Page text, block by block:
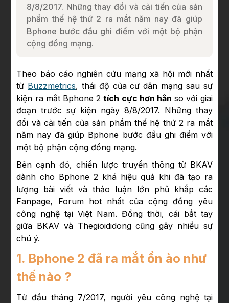
8/8/2017. Những thay đổi và cải tiến của sản
phẩm thế hệ thứ 2 ra mắt năm nay đã giúp
Bphone bước đầu ghi điểm với một bộ phận
cộng đồng mạng.
Theo báo cáo nghiên cứu mạng xã hội mới nhất
từ Buzzmetrics, thái độ của cư dân mạng sau sự
kiện ra mắt Bphone 2tích cực hơn hẳn so với giai
đoạn trước sự kiện ngày 8/8/2017. Những thay
đổi và cải tiến của sản phẩm thế hệ thứ 2 ra mắt
năm nay đã giúp Bphone bước đầu ghi điểm với
một bộ phận cộng đồng mạng.
Bên cạnh đó, chiến lược truyền thông từ BKAV
dành cho Bphone 2 khá hiệu quả khi đã tạo ra
lượng bài viết và thảo luận lớn phủ khắp các
Fanpage, Forum hot nhất của cộng đồng yêu
công nghệ tại Việt Nam. Đồng thời, cái bắt tay
giữa BKAV và Thegioididong cũng gây nhiều sự
chú ý.
1. Bphone 2 đã ra mắt ồn ào như
thế nào ?
Từ đầu tháng 7/2017, người yêu công nghệ tại